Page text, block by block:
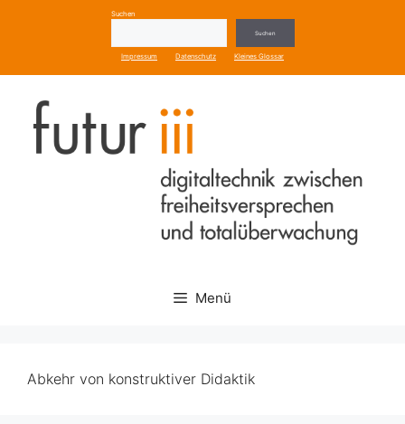
Suchen
Suchen
Impressum Datenschutz Kleines Glossar
Menü
Abkehr von konstruktiver Didaktik